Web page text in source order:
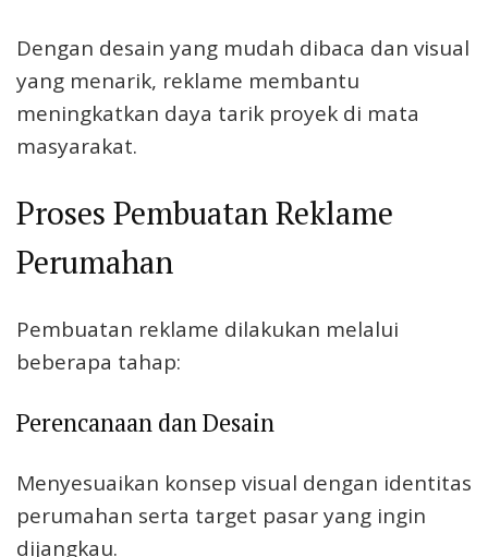
Dengan desain yang mudah dibaca dan visual
yang menarik, reklame membantu
meningkatkan daya tarik proyek di mata
masyarakat.
Proses Pembuatan Reklame
Perumahan
Pembuatan reklame dilakukan melalui
beberapa tahap:
Perencanaan dan Desain
Menyesuaikan konsep visual dengan identitas
perumahan serta target pasar yang ingin
dijangkau.